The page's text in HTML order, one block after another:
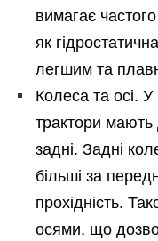
вимагає
як
легшим та
Колеса та осі. У
трактори мають
задні. Задні
більші за
прохідність.
осями, що